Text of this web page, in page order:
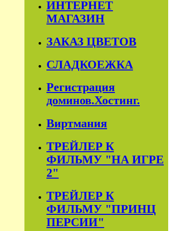
ИНТЕРНЕТ
МАГАЗИН
ЗАКАЗ ЦВЕТОВ
СЛАДКОЕЖКА
Регистрация
доминов.Хостинг.
Виртмания
ТРЕЙЛЕР К
ФИЛЬМУ "НА ИГРЕ
2"
ТРЕЙЛЕР К
ФИЛЬМУ "ПРИНЦ
ПЕРСИИ"